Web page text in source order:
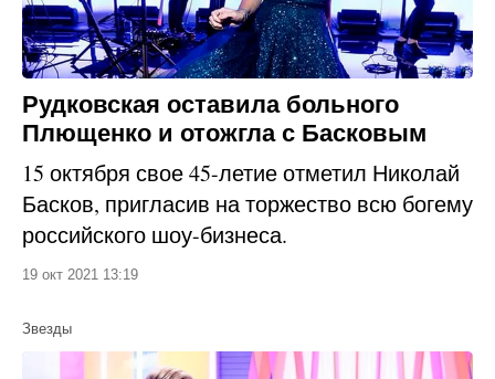
Рудковская оставила больного
Плющенко и отожгла с Басковым
15 октября свое 45-летие отметил Николай
Басков, пригласив на торжество всю богему
российского шоу-бизнеса.
19 окт 2021 13:19
Звезды